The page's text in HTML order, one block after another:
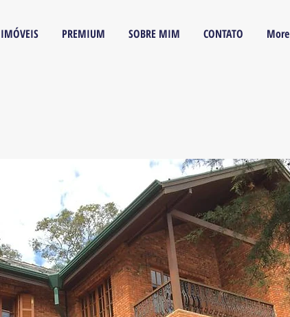
IMÓVEIS PREMIUM SOBRE MIM CONTATO More